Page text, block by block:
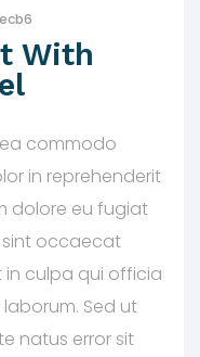
With
ea commodo
in reprehenderit
dolore eu fugiat
sint occaecat
culpa qui officia
Sed ut
natus error sit